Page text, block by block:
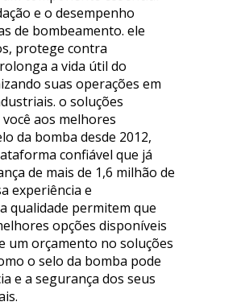
e o desempenho
de bombeamento. ele
protege contra
a vida útil do
suas operações em
o soluções
aos melhores
da bomba desde 2012,
confiável que já
de mais de 1,6 milhão de
experiência e
qualidade permitem que
opções disponíveis
um orçamento no soluções
o selo da bomba pode
e a segurança dos seus